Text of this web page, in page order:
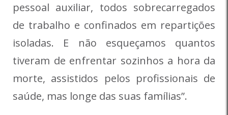
pessoal auxiliar, todos sobrecarregados
de trabalho e confinados em repartições
isoladas. E não esqueçamos quantos
tiveram de enfrentar sozinhos a hora da
morte, assistidos pelos profissionais de
saúde, mas longe das suas famílias”.